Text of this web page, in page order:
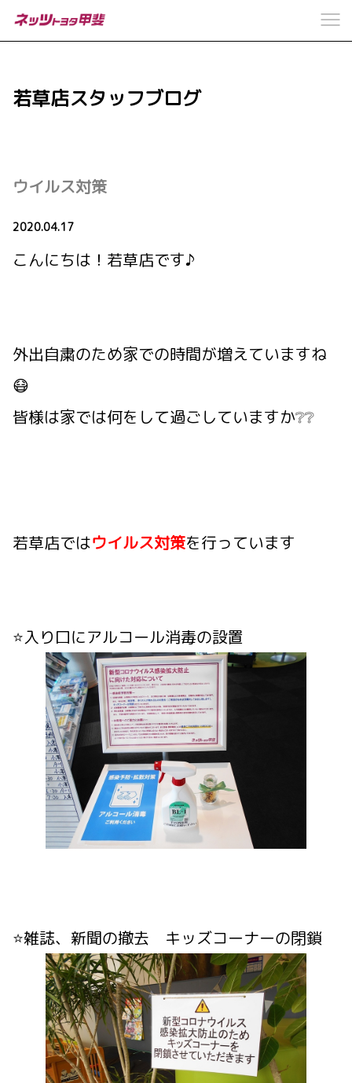
若草店スタッフブログ
ウイルス対策
2020.04.17
こんにちは！若草店です♪
外出自粛のため家での時間が増えていますね
😷
皆様は家では何をして過ごしていますか❔❔
若草店ではウイルス対策を行っています
⭐入り口にアルコール消毒の設置
⭐雑誌、新聞の撤去 キッズコーナーの閉鎖